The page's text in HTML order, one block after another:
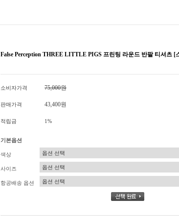
False Perception THREE LITTLE PIGS 프린팅 라운드 반팔 티셔츠 [
소비자가격 75,000원
판매가격 43,400원
적립금 1%
기본옵션
색상
사이즈
항공배송 옵션